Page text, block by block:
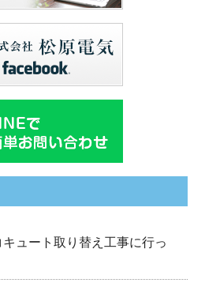
ュート取り替え工事に行っ